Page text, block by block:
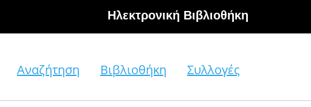
Hλεκτρονική Βιβλιοθήκη
Αναζήτηση Βιβλιοθήκη Συλλογές